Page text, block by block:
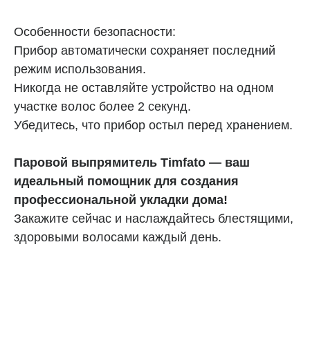
Особенности безопасности:
Прибор автоматически сохраняет последний
режим использования.
Никогда не оставляйте устройство на одном
участке волос более 2 секунд.
Убедитесь, что прибор остыл перед хранением.
Паровой выпрямитель Timfato — ваш
идеальный помощник для создания
профессиональной укладки дома!
Закажите сейчас и наслаждайтесь блестящими,
здоровыми волосами каждый день.
температуры от 150 °C до 230 °C позволяет
выбрать идеальный режим.
Умные функции
Устройство запоминает последний режим,
а вращающийся кабель 360° обеспечивает
комфортное использование.
Комплектация
Съемная расческа помогает равномерно
распределять волосы для идеальной укладки,
а резервуара для воды (11 мл) хватает
на длительную работу.